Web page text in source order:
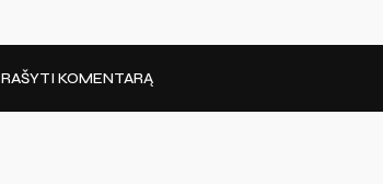
RAŠYTI KOMENTARĄ